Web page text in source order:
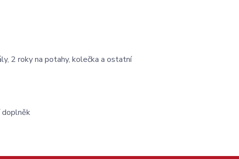
2 roky na potahy, kolečka a ostatní